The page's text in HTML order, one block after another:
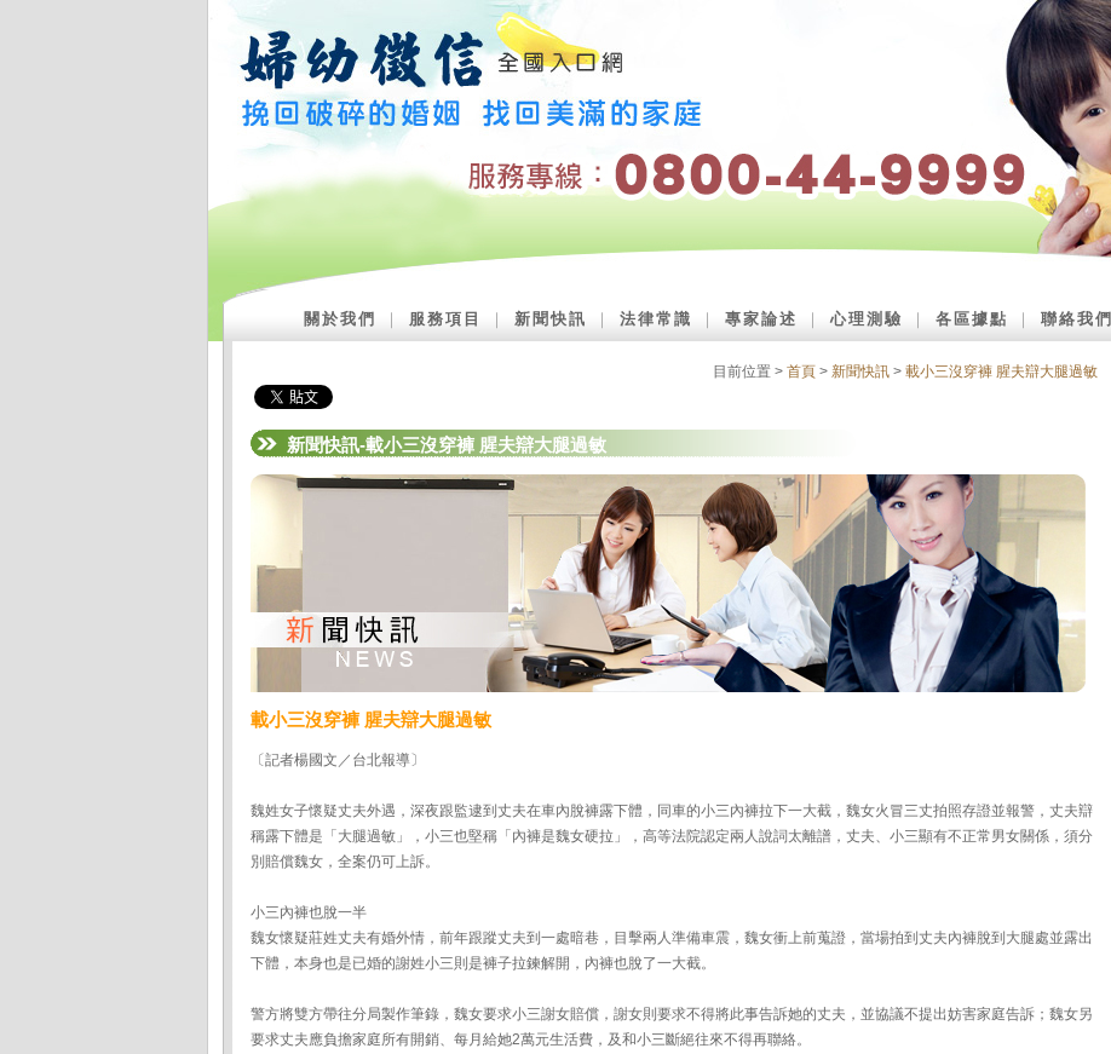
關於我們 服務項目 新聞快訊 法律常識 專家論述 ｜心理測驗 各區據點 聯絡我們
目前位置 > 首頁 > 新聞快訊 > 載小三沒穿褲 腥夫辯大腿過敏
新聞快訊-載小三沒穿褲 腥夫辯大腿過敏
載小三沒穿褲 腥夫辯大腿過敏
〔記者楊國文／台北報導〕
魏姓女子懷疑丈夫外遇，深夜跟監逮到丈夫在車內脫褲露下體，同車的小三內褲拉下一大截，魏女火冒三丈拍照存證並報警，丈夫辯
稱露下體是「大腿過敏」，小三也堅稱「內褲是魏女硬拉」，高等法院認定兩人說詞太離譜，丈夫、小三顯有不正常男女關係，須分
別賠償魏女，全案仍可上訴。
小三內褲也脫一半
魏女懷疑莊姓丈夫有婚外情，前年跟蹤丈夫到一處暗巷，目擊兩人準備車震，魏女衝上前蒐證，當場拍到丈夫內褲脫到大腿處並露出
下體，本身也是已婚的謝姓小三則是褲子拉鍊解開，內褲也脫了一大截。
警方將雙方帶往分局製作筆錄，魏女要求小三謝女賠償，謝女則要求不得將此事告訴她的丈夫，並協議不提出妨害家庭告訴；魏女另
要求丈夫應負擔家庭所有開銷、每月給她2萬元生活費，及和小三斷絕往來不得再聯絡。